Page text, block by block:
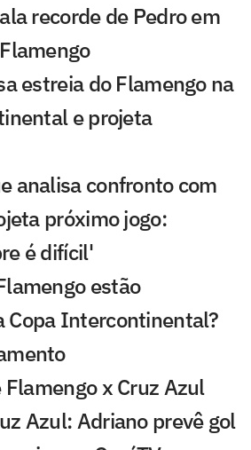
recorde de Pedro em
estreia do Flamengo na
e projeta
analisa confronto com
próximo jogo:
é difícil'
estão
Copa Intercontinental?
Flamengo x Cruz Azul
Azul: Adriano prevê gol